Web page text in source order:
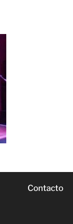
Contacto